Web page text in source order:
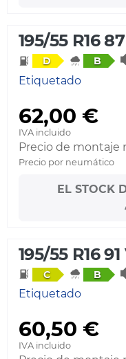
195/55 R16
D B
Etiquetado
62,00 €
IVA incluido
Precio de montaje
Precio por neumático
EL STOCK
195/55 R16 91
C B
Etiquetado
60,50 €
IVA incluido